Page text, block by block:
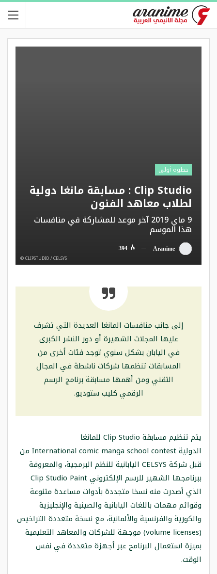
خطوة أولى
Clip Studio : مسابقة مانغا دولية
لطلاب معاهد الفنون
9 ماي 2019 آخر موعد للمشاركة في منافسات
هذا الموسم
Aranime
CLIPSTUDIO / CELSYS ©
إلى جانب منافسات المانغا العديدة التي تشرف
عليها المجلات الشهيرة أو دور النشر الكبرى
في اليابان بشكل سنوي توجد فئات أخرى من
المسابقات تنظمها شركات ناشطة في المجال
التقني ومن أهمها مسابقة برنامج الرسم
الرقمي كليب ستوديو.
يتم تنظيم مسابقة Clip Studio للمانغا
الدولية International comic manga school contest من
قبل شركة CELSYS اليابانية للنظم البرمجية، والمعروفة
ببرنامجها الشهير للرسم الإلكتروني Clip Studio Paint
الذي أصدرت منه نسخا متجددة بأدوات مساعدة متنوعة
وقوائم مهمات باللغات اليابانية والصينية والإنجليزية
والكورية والفرنسية والألمانية، مع نسخة متعددة التراخيص
(volume licenses) موجهة للشركات والمعاهد التعليمية
بميزة استعمال البرنامج عبر أجهزة متعددة في نفس
الوقت.